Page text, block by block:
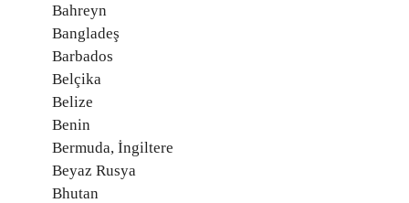
Bahreyn
Bangladeş
Barbados
Belçika
Belize
Benin
Bermuda, İngiltere
Beyaz Rusya
Bhutan